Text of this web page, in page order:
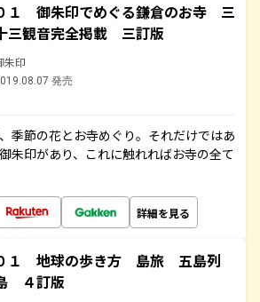
１ 御朱印でめぐる鎌倉のお寺 三
三観音完全掲載 三訂版
朱印
発売
季節の花とお寺めぐり。それだけではあ
朱印があり、これに触れればお寺の全て
詳細を見る
１ 地球の歩き方 島旅 五島列
４訂版